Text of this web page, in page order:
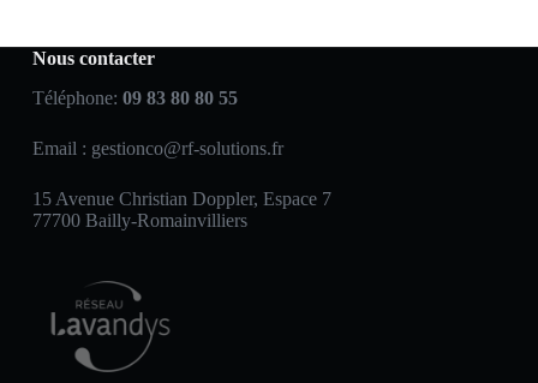
Nous contacter
Téléphone: 09 83 80 80 55
Email : gestionco@rf-solutions.fr
15 Avenue Christian Doppler, Espace 7
77700 Bailly-Romainvilliers